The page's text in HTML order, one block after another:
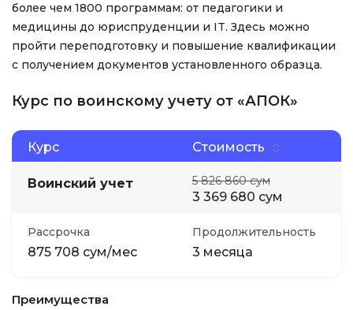
более чем 1800 программам: от педагогики и
медицины до юриспруденции и IT. Здесь можно
пройти переподготовку и повышение квалификации
с получением документов установленного образца.
Курс по воинскому учету от «АПОК»
Курс Стоимость
Воинский учет 5 826 860 сум
3 369 680 сум
Рассрочка
875 708 сум/мес
Продолжительность
3 месяца
Преимущества